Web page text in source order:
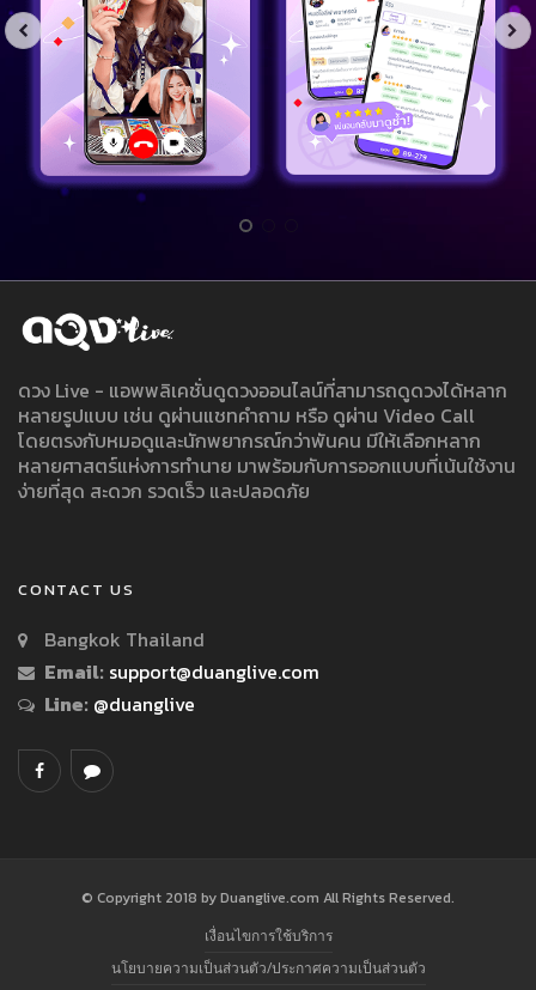
ดวง Live - แอพพลิเคชั่นดูดวงออนไลน์ที่สามารถดูดวงได้หลาก
หลายรูปแบบ เช่น ดูผ่านแชทคำถาม หรือ ดูผ่าน Video Call
โดยตรงกับหมอดูและนักพยากรณ์กว่าพันคน มีให้เลือกหลาก
หลายศาสตร์แห่งการทำนาย มาพร้อมกับการออกแบบที่เน้นใช้งาน
ง่ายที่สุด สะดวก รวดเร็ว และปลอดภัย
CONTACT US
Bangkok Thailand
Email: support@duanglive.com
Line: @duanglive
© Copyright 2018 by Duanglive.com All Rights Reserved.
เงื่อนไขการใช้บริการ
นโยบายความเป็นส่วนตัว/ประกาศความเป็นส่วนตัว